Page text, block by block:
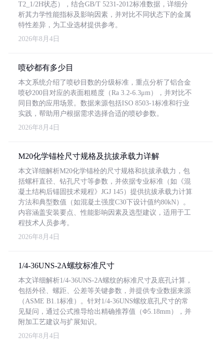
T2_1/2H状态），结合GB/T 5231-2012标准数据，详细分
析其力学性能指标及影响因素，并对比不同状态下的金属
特性差异，为工业选材提供参考。
2026年8月4日
喷砂都有多少目
本文系统介绍了喷砂目数的分级标准，重点分析了铝合金
喷砂200目对应的表面粗糙度（Ra 3.2-6.3μm），并对比不
同目数的应用场景。数据来源包括ISO 8503-1标准和行业
实践，帮助用户根据需求选择合适的喷砂参数。
2026年8月4日
M20化学锚栓尺寸规格及抗拔承载力详解
本文详细解析M20化学锚栓的尺寸规格和抗拔承载力，包
括螺杆直径、钻孔尺寸等参数，并依据专业标准（如《混
凝土结构后锚固技术规程》JGJ 145）提供抗拔承载力计算
方法和典型数值（如混凝土强度C30下设计值约80kN）。
内容涵盖安装要点、性能影响因素及选型建议，适用于工
程技术人员参考。
2026年8月4日
1/4-36UNS-2A螺纹标准尺寸
本文详细解析1/4-36UNS-2A螺纹的标准尺寸及底孔计算，
包括外径、螺距、公差等关键参数，并提供专业数据来源
（ASME B1.1标准）。针对1/4-36UNS螺纹底孔尺寸的常
见疑问，通过公式推导给出精确推荐值（Φ5.18mm），并
附加工艺建议与扩展知识。
2026年8月4日